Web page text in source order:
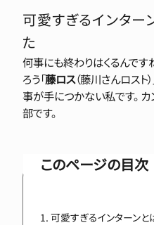
可愛すぎるインター
た
何事にも終わりはくるんで
ろう「藤ロス（藤川さんロス
事が手につかない私です。 カ
部です。
このページの目次
可愛すぎるインターンと